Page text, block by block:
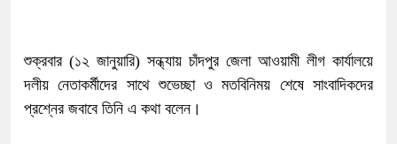
শুক্রবার (১২ জানুয়ারি) সন্ধ্যায় চাঁদপুর জেলা আওয়ামী লীগ কার্যালয়ে
দলীয় নেতাকর্মীদের সাথে শুভেচ্ছা ও মতবিনিময় শেষে সাংবাদিকদের
প্রশ্নের জবাবে তিনি এ কথা বলেন।